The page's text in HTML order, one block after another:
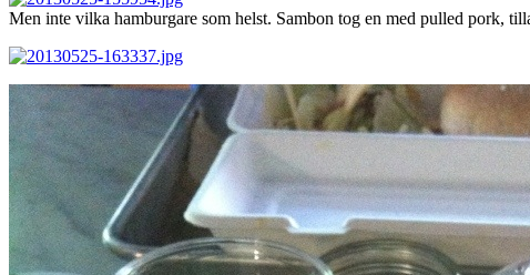
Men inte vilka hamburgare som helst. Sambon tog en med pulled pork,